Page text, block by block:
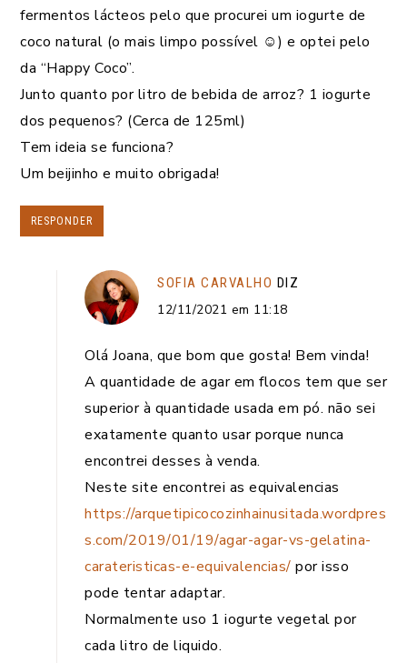
fermentos lácteos pelo que procurei um iogurte de
coco natural (o mais limpo possível ☺️) e optei pelo
da “Happy Coco”.
Junto quanto por litro de bebida de arroz? 1 iogurte
dos pequenos? (Cerca de 125ml)
Tem ideia se funciona?
Um beijinho e muito obrigada!
RESPONDER
SOFIA CARVALHO DIZ
12/11/2021 em 11:18
Olá Joana, que bom que gosta! Bem vinda!
A quantidade de agar em flocos tem que ser
superior à quantidade usada em pó. não sei
exatamente quanto usar porque nunca
encontrei desses à venda.
Neste site encontrei as equivalencias
https://arquetipicocozinhainusitada.wordpres
s.com/2019/01/19/agar-agar-vs-gelatina-
carateristicas-e-equivalencias/ por isso
pode tentar adaptar.
Normalmente uso 1 iogurte vegetal por
cada litro de liquido.